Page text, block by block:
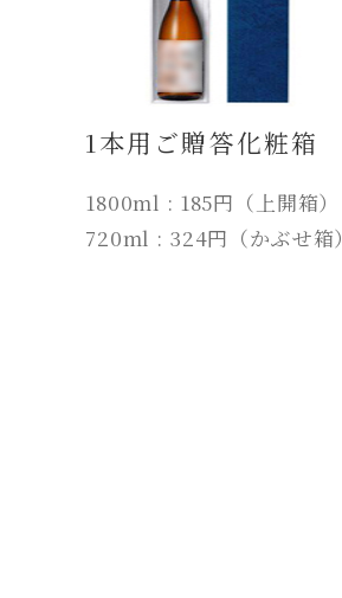
1本用ご贈答化粧箱
1800ml : 185円（上開箱）
720ml : 324円（かぶせ箱）